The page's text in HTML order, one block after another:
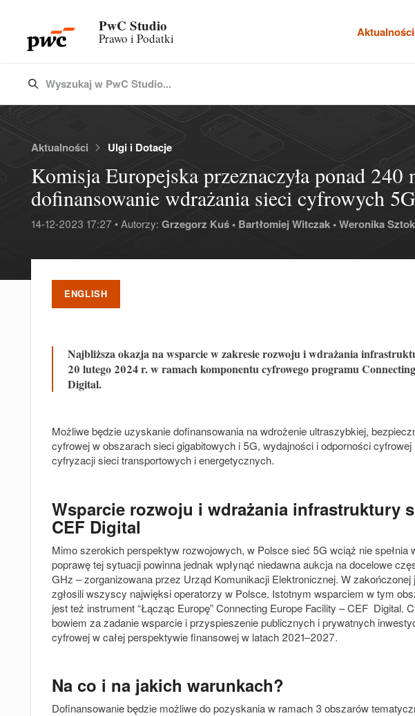
PwC Studio
Prawo i Podatki Aktualności
Type 3 or more characters for results.
Wyszukaj w PwC Studio...
Aktualności Ulgi i Dotacje
Komisja Europejska przeznaczyła ponad 240
dofinansowanie wdrażania sieci cyfrowych 5G
14-12-2023 17:27 • Autorzy: Grzegorz Kuś • Bartłomiej Witczak •Weronika
ENGLISH
Najbliższa okazja na wsparcie w zakresie rozwoju i wdrażania
20 lutego 2024 r. w ramach komponentu cyfrowego programu
Digital.
Możliwe będzie uzyskanie dofinansowania na wdrożenie ultraszybkiej,
cyfrowej w obszarach sieci gigabitowych i 5G, wydajności i odporności
cyfryzacji sieci transportowych i energetycznych.
Wsparcie rozwoju i wdrażania infrastruktury
CEF Digital
Mimo szerokich perspektyw rozwojowych, w Polsce sieć 5G wciąż nie spełnia
poprawę tej sytuacji powinna jednak wpłynąć niedawna aukcja na docelowe
GHz – zorganizowana przez Urząd Komunikacji Elektronicznej. W
zgłosili wszyscy najwięksi operatorzy w Polsce. Istotnym wsparciem w tym
jest też instrument “Łącząc Europę” Connecting Europe Facility – CEF Digital.
bowiem za zadanie wsparcie i przyspieszenie publicznych i prywatnych
cyfrowej w całej perspektywie finansowej w latach 2021–2027.
Na co i na jakich warunkach?
Dofinansowanie będzie możliwe do pozyskania w ramach 3 obszarów